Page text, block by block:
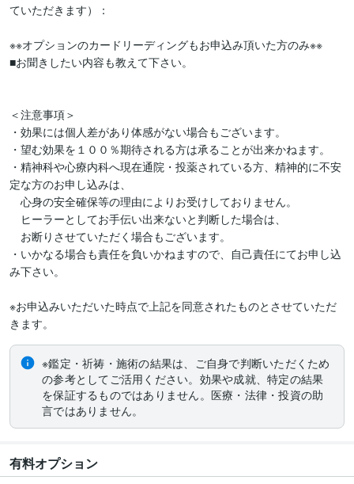
ていただきます）：
※※オプションのカードリーディングもお申込み頂いた方のみ※※
■お聞きしたい内容も教えて下さい。
＜注意事項＞
・効果には個人差があり体感がない場合もございます。
・望む効果を１００％期待される方は承ることが出来かねます。
・精神科や心療内科へ現在通院・投薬されている方、精神的に不安
定な方のお申し込みは、
心身の安全確保等の理由によりお受けしておりません。
ヒーラーとしてお手伝い出来ないと判断した場合は、
お断りさせていただく場合もございます。
・いかなる場合も責任を負いかねますので、自己責任にてお申し込
み下さい。
※お申込みいただいた時点で上記を同意されたものとさせていただ
きます。
※鑑定・祈祷・施術の結果は、ご自身で判断いただくため
の参考としてご活用ください。効果や成就、特定の結果
を保証するものではありません。医療・法律・投資の助
言ではありません。
有料オプション